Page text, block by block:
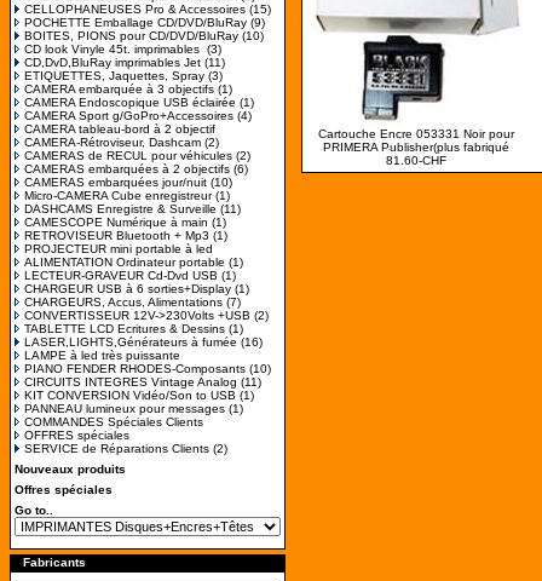
CELLOPHANEUSES Pro & Accessoires (15)
POCHETTE Emballage CD/DVD/BluRay (9)
BOITES, PIONS pour CD/DVD/BluRay (10)
CD look Vinyle 45t. imprimables (3)
CD,DvD,BluRay imprimables Jet (11)
ETIQUETTES, Jaquettes, Spray (3)
CAMERA embarquée à 3 objectifs (1)
CAMERA Endoscopique USB éclairée (1)
CAMERA Sport g/GoPro+Accessoires (4)
CAMERA tableau-bord à 2 objectif
CAMERA-Rétroviseur, Dashcam (2)
CAMERAS de RECUL pour véhicules (2)
CAMERAS embarquées à 2 objectifs (6)
CAMERAS embarquées jour/nuit (10)
Micro-CAMERA Cube enregistreur(1)
DASHCAMS Enregistre & Surveille (11)
CAMESCOPE Numérique à main (1)
RETROVISEUR Bluetooth + Mp3 (1)
PROJECTEUR mini portable à led
ALIMENTATION Ordinateur portable (1)
LECTEUR-GRAVEUR Cd-Dvd USB (1)
CHARGEUR USB à 6 sorties+Display (1)
CHARGEURS, Accus, Alimentations (7)
CONVERTISSEUR 12V->230Volts +USB (2)
TABLETTE LCD Ecritures & Dessins (1)
LASER,LIGHTS,Générateurs à fumée (16)
LAMPE à led très puissante
PIANO FENDER RHODES-Composants (10)
CIRCUITS INTEGRES Vintage Analog (11)
KIT CONVERSION Vidéo/Son to USB (1)
PANNEAU lumineux pour messages (1)
COMMANDES Spéciales Clients
OFFRES spéciales
SERVICE de Réparations Clients (2)
Nouveaux produits
Offres spéciales
Go to..
Fabricants
Cartouche Encre 053331 Noir pour
PRIMERA Publisher(plus fabriqué
81.60-CHF